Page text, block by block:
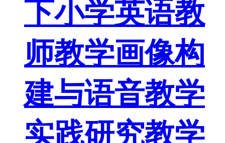
下小学英语教
师教学画像构
建与语音教学
实践研究教学